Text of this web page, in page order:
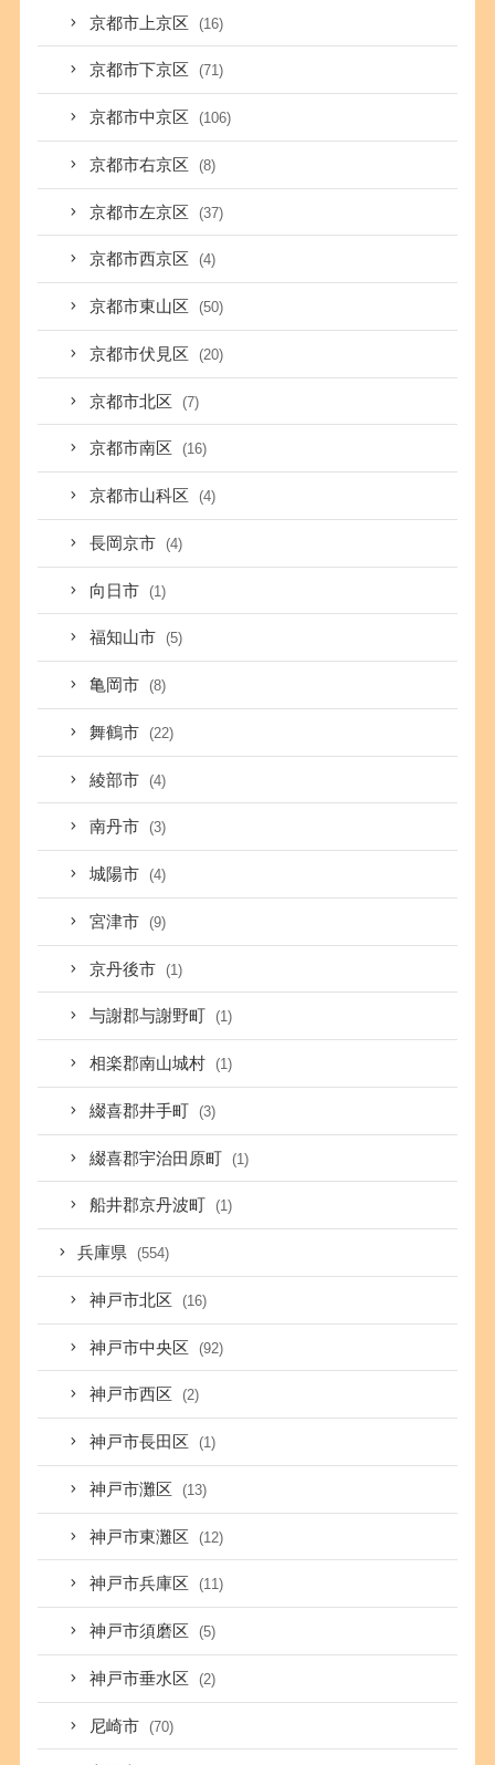
京都市上京区 (16)
京都市下京区 (71)
京都市中京区 (106)
京都市右京区 (8)
京都市左京区 (37)
京都市西京区 (4)
京都市東山区 (50)
京都市伏見区 (20)
京都市北区 (7)
京都市南区 (16)
京都市山科区 (4)
長岡京市 (4)
向日市 (1)
福知山市 (5)
亀岡市 (8)
舞鶴市 (22)
綾部市 (4)
南丹市 (3)
城陽市 (4)
宮津市 (9)
京丹後市 (1)
与謝郡与謝野町 (1)
相楽郡南山城村 (1)
綴喜郡井手町 (3)
綴喜郡宇治田原町 (1)
船井郡京丹波町 (1)
兵庫県 (554)
神戸市北区 (16)
神戸市中央区 (92)
神戸市西区 (2)
神戸市長田区 (1)
神戸市灘区 (13)
神戸市東灘区 (12)
神戸市兵庫区 (11)
神戸市須磨区 (5)
神戸市垂水区 (2)
尼崎市 (70)